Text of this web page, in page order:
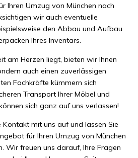
Ihren Umzug von München nach
wir auch eventuelle
den Abbau und Aufbau
Ihres Inventars.
am Herzen liegt, bieten wir Ihnen
auch einen zuverlässigen
Fachkräfte kümmern sich
Transport Ihrer Möbel und
sich ganz auf uns verlassen!
Kontakt mit uns auf und lassen Sie
für Ihren Umzug von München
Wir freuen uns darauf, Ihre Fragen